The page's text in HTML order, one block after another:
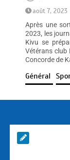
août 7, 2023
Après une
2023, les
Kivu se
Vétérans club
Concorde de
Général